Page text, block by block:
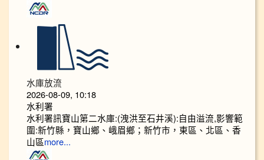
水庫放流
2026-08-09, 10:18
水利署
水利署訊寶山第二水庫:(洩洪至石井溪):自由溢流,影響範
圍:新竹縣，寶山鄉、峨眉鄉；新竹市，東區、北區、香
山區more...